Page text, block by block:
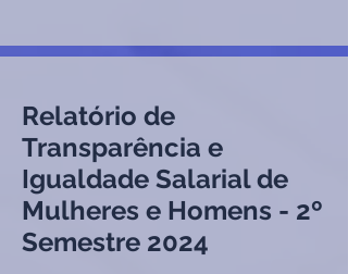
Relatório de
Transparência e
Igualdade Salarial de
Mulheres e Homens - 2º
Semestre 2024